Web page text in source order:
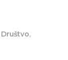
Društvo,